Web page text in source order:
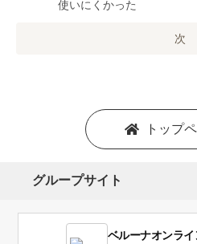
使いにくかった
次
トップ
グループサイト
ベルーナオンラ